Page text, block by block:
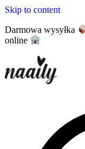
Skip to content
Darmowa wysyłka
online